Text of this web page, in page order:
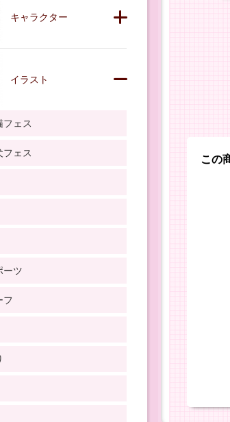
この
キャラクター
イラスト
フェス
フェス
ーツ
フ